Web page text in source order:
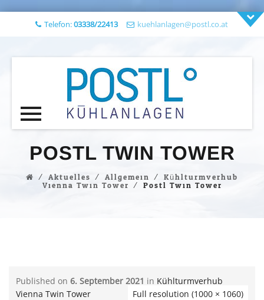
Telefon:03338/22413 kuehlanlagen@postl.co.at
content
POSTL TWIN TOWER
⁄ Aktuelles ⁄ Allgemein ⁄ Kühlturmverhub
Vienna Twin Tower ⁄ Postl Twin Tower
Published on 6. September 2021 in Kühlturmverhub
Vienna Twin Tower
Full resolution (1000 × 1060)